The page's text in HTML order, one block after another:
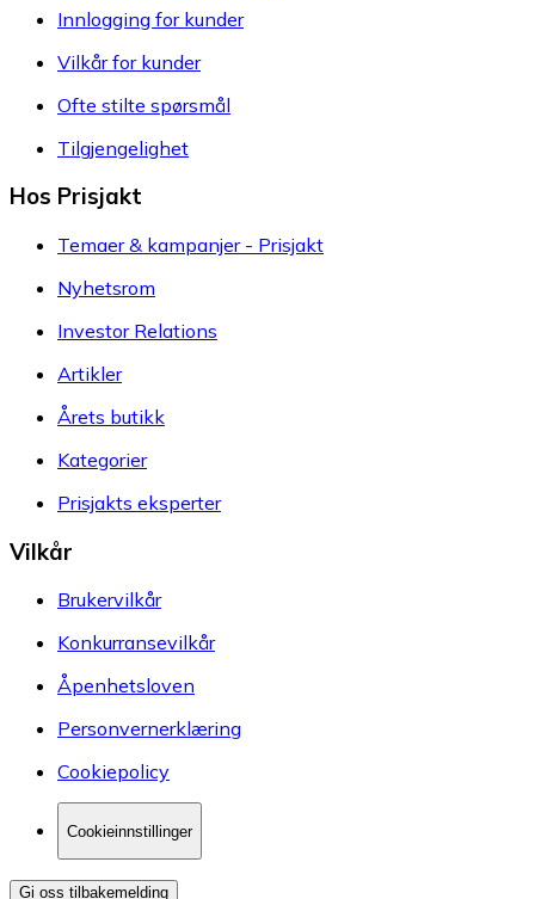
Innlogging for kunder
Vilkår for kunder
Ofte stilte spørsmål
Tilgjengelighet
Hos Prisjakt
Temaer & kampanjer - Prisjakt
Nyhetsrom
Investor Relations
Artikler
Årets butikk
Kategorier
Prisjakts eksperter
Vilkår
Brukervilkår
Konkurransevilkår
Åpenhetsloven
Personvernerklæring
Cookiepolicy
Cookieinnstillinger
Gi oss tilbakemelding